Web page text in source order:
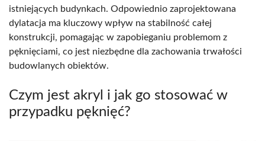
istniejących budynkach. Odpowiednio zaprojektowana
dylatacja ma kluczowy wpływ na stabilność całej
konstrukcji, pomagając w zapobieganiu problemom z
pęknięciami, co jest niezbędne dla zachowania trwałości
budowlanych obiektów.
Czym jest akryl i jak go stosować w
przypadku pęknięć?